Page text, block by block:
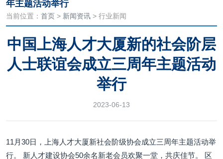
年主题活动举行
当前位置： 首页 > 新闻资讯 > 行业新闻
中国上海人才大厦新的社会阶层
人士联谊会成立三周年主题活动
举行
2023-06-13
11月30日，上海人才大厦新社会阶级协会成立三周年主题活动举
行。 新人才建设协会50余名新老会员欢聚一堂，共庆佳节。 区